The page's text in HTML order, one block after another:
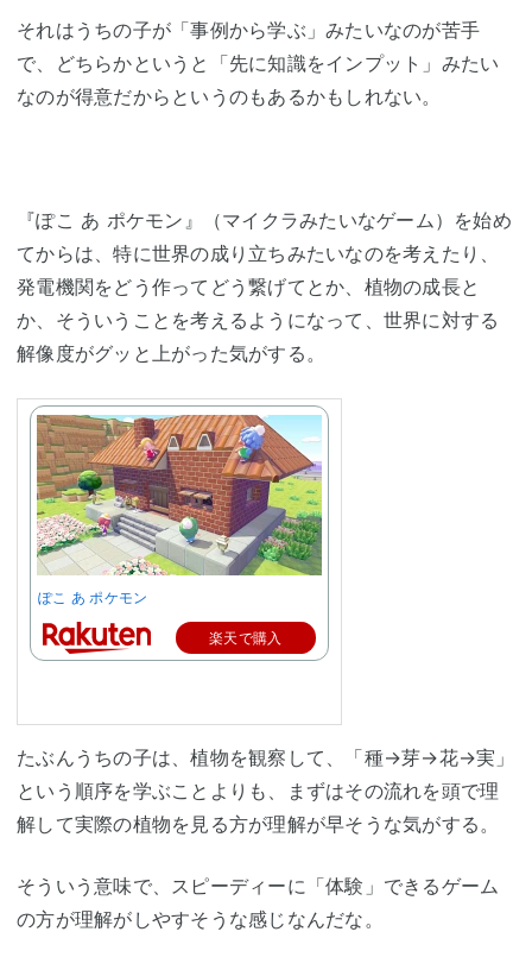
それはうちの子が「事例から学ぶ」みたいなのが苦手
で、どちらかというと「先に知識をインプット」みたい
なのが得意だからというのもあるかもしれない。
『ぽこ あ ポケモン』（マイクラみたいなゲーム）を始め
てからは、特に世界の成り立ちみたいなのを考えたり、
発電機関をどう作ってどう繋げてとか、植物の成長と
か、そういうことを考えるようになって、世界に対する
解像度がグッと上がった気がする。
ぽこ あ ポケモン
楽天で購入
たぶんうちの子は、植物を観察して、「種→芽→花→実」
という順序を学ぶことよりも、まずはその流れを頭で理
解して実際の植物を見る方が理解が早そうな気がする。
そういう意味で、スピーディーに「体験」できるゲーム
の方が理解がしやすそうな感じなんだな。